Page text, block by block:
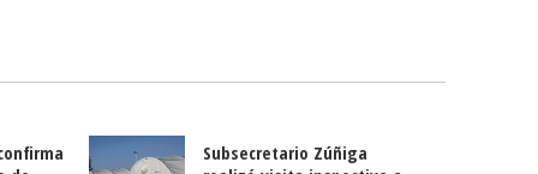
Subsecretario Zúñiga